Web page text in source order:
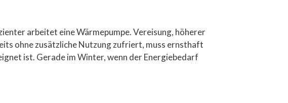
arbeitet eine Wärmepumpe. Vereisung, höherer
ohne zusätzliche Nutzung zufriert, muss ernsthaft
ist. Gerade im Winter, wenn der Energiebedarf